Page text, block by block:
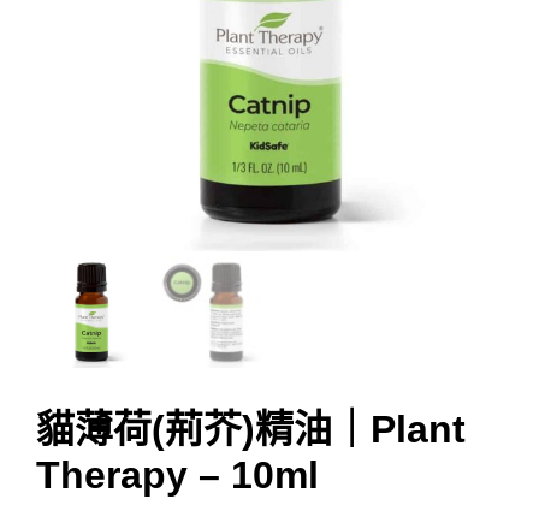
貓薄荷(荊芥)精油｜Plant
Therapy – 10ml